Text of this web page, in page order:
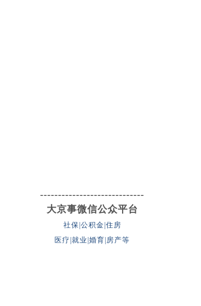
-----------------------------
大京事微信公众平台
社保|公积金|住房
医疗|就业|婚育|房产等